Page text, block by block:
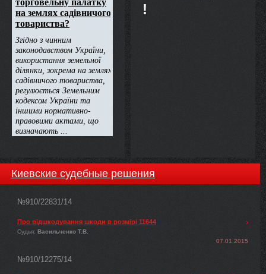
!
Киевские судебные решения
№910/22831/14
Про відшкодування шкоди в розмірі 11644
Судья: Васильченко Т.В.
07.01.2015
№910/12275/14